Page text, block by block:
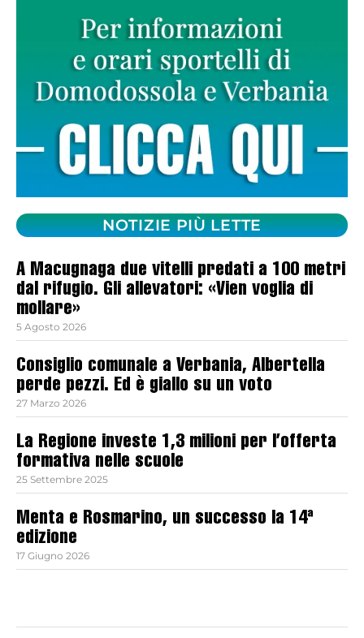
NOTIZIE PIÙ LETTE
A Macugnaga due vitelli predati a 100 metri
dal rifugio. Gli allevatori: «Vien voglia di
mollare»
5 Agosto 2026
Consiglio comunale a Verbania, Albertella
perde pezzi. Ed è giallo su un voto
27 Marzo 2026
La Regione investe 1,3 milioni per l’offerta
formativa nelle scuole
25 Settembre 2025
Menta e Rosmarino, un successo la 14ª
edizione
17 Giugno 2026